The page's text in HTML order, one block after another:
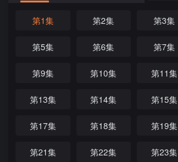
第1集 第2集 第3集
第5集 第6集 第7集
第9集 第10集 第11集
第13集 第14集 第15集
第17集 第18集 第19集
第21集 第22集 第23集